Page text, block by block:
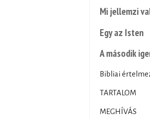
Mi jellemzi
Egy az Isten
A második
Bibliai
TARTALOM
MEGHÍVÁS